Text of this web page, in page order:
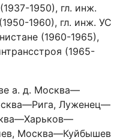
1950), гл. инж.
1960), гл. инж. УС
(1960-1965),
(1965-
а. д. Москва—
Луженец—
Москва—Куйбышев